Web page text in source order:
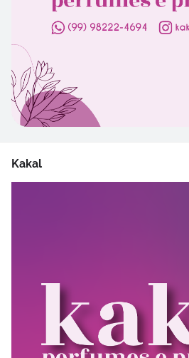
Kakal